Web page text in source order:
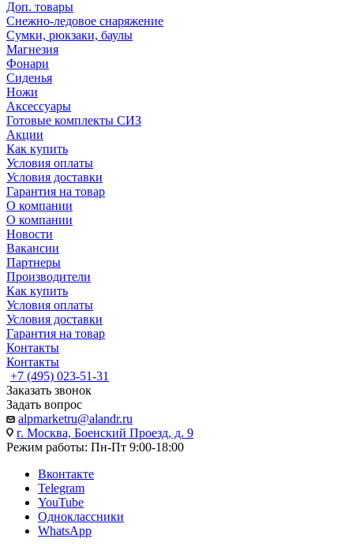
Доп. товары
Снежно-ледовое снаряжение
Сумки, рюкзаки, баулы
Магнезия
Фонари
Сиденья
Ножи
Аксессуары
Готовые комплекты СИЗ
Акции
Как купить
Условия оплаты
Условия доставки
Гарантия на товар
О компании
О компании
Новости
Вакансии
Партнеры
Производители
Как купить
Условия оплаты
Условия доставки
Гарантия на товар
Контакты
Контакты
+7 (495) 023-51-31
Заказать звонок
Задать вопрос
alpmarketru@alandr.ru
г. Москва, Боенский Проезд, д. 9
Режим работы: Пн-Пт 9:00-18:00
Вконтакте
Telegram
YouTube
Одноклассники
WhatsApp